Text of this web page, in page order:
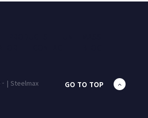
| Steelmax GO TO TOP